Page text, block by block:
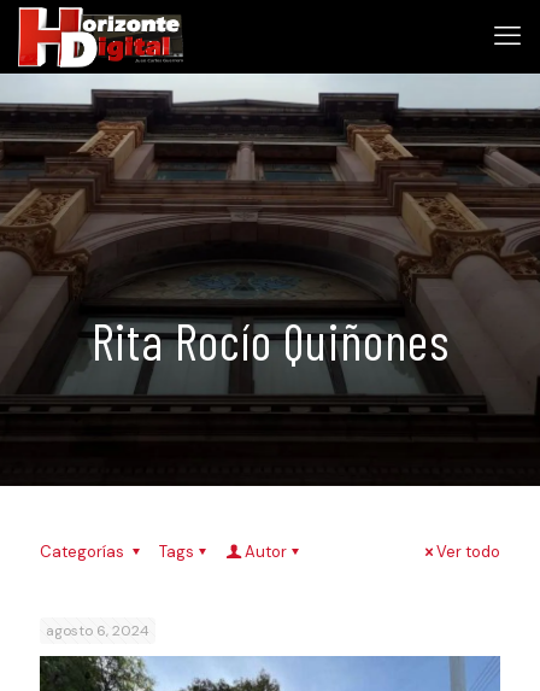
Rita Rocío Quiñones
Categorías Tags Autor Ver todo
agosto 6, 2024